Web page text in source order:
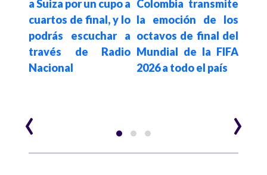
a Suiza por un cupo a
cuartos de final, y lo
podrás escuchar a
través de Radio
Nacional
Colombia transmite
la emoción de los
octavos de final del
Mundial de la FIFA
2026 a todo el país
‹ ›